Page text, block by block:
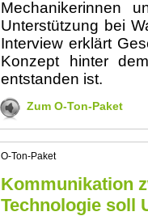
Mechanikerinnen
Unterstützung bei
Interview erklärt
Konzept hinter
entstanden ist.
Zum O-Ton-Paket
O-Ton-Paket
Kommunikation
Technologie soll